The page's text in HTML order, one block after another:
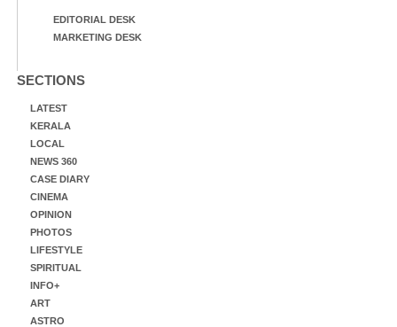
EDITORIAL DESK
MARKETING DESK
SECTIONS
LATEST
KERALA
LOCAL
NEWS 360
CASE DIARY
CINEMA
OPINION
PHOTOS
LIFESTYLE
SPIRITUAL
INFO+
ART
ASTRO